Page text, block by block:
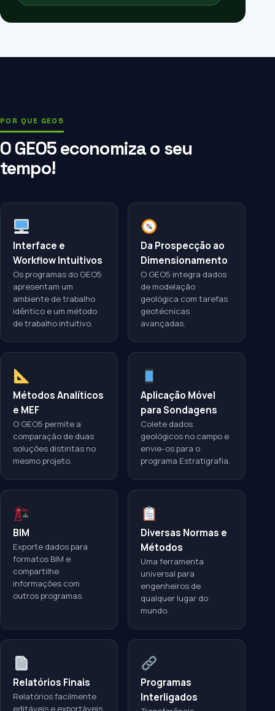
POR QUE GEO5
O GEO5 economiza o seu
tempo!
Interface e
Workflow Intuitivos
Os programas do GEO5
apresentam um
ambiente de trabalho
idêntico e um método
de trabalho intuitivo.
Da Prospecção ao
Dimensionamento
O GEO5 integra dados
de modelação
geológica com tarefas
geotécnicas
avançadas.
Métodos Analíticos
e MEF
O GEO5 permite a
comparação de duas
soluções distintas no
mesmo projeto.
Aplicação Móvel
para Sondagens
Colete dados
geológicos no campo e
envie-os para o
programa Estratigrafia.
BIM
Exporte dados para
formatos BIM e
compartilhe
informações com
outros programas.
Diversas Normas e
Métodos
Uma ferramenta
universal para
engenheiros de
qualquer lugar do
mundo.
Relatórios Finais
Relatórios facilmente
editáveis e exportáveis
Programas
Interligados